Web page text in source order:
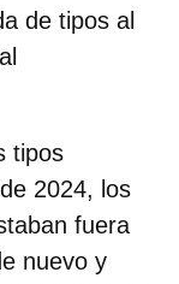
de tipos al
tipos
2024, los
fuera
nuevo y